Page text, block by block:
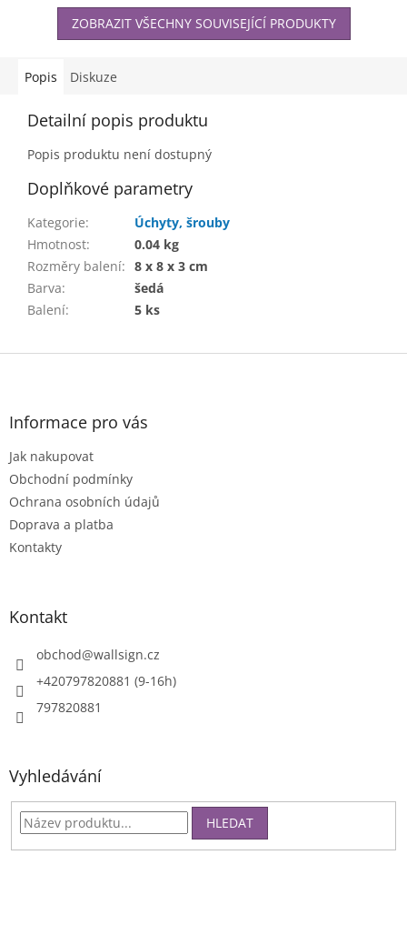
ZOBRAZIT VŠECHNY SOUVISEJÍCÍ PRODUKTY
Popis Diskuze
Detailní popis produktu
Popis produktu není dostupný
Doplňkové parametry
Kategorie:
Úchyty, šrouby
Hmotnost:
0.04 kg
Rozměry balení: 8 x 8 x 3 cm
Barva:
šedá
Balení: 5 ks
Z
Informace pro vás
Jak nakupovat
Obchodní podmínky
Ochrana osobních údajů
Doprava a platba
Kontakty
Kontakt
obchod@wallsign.cz
+420797820881 (9-16h)
797820881
Vyhledávání
HLEDAT